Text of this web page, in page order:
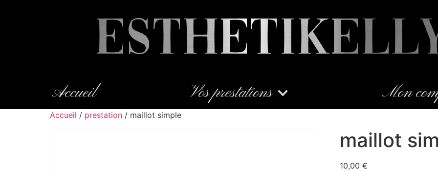
Accueil Vos prestations Mon
Accueil / prestation / maillot simple
maillot
10,00 €